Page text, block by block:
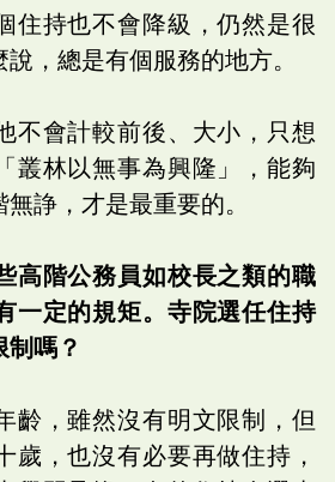
住持也不會降級，仍然是很
，總是有個服務的地方。
不會計較前後、大小，只想
叢林以無事為興隆」，能夠
諍，才是最重要的。
高階公務員如校長之類的職
一定的規矩。寺院選任住持
制嗎？
齡，雖然沒有明文限制，但
歲，也沒有必要再做住持，